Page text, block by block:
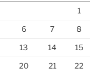
1
6 7 8
13 14 15
20 21 22